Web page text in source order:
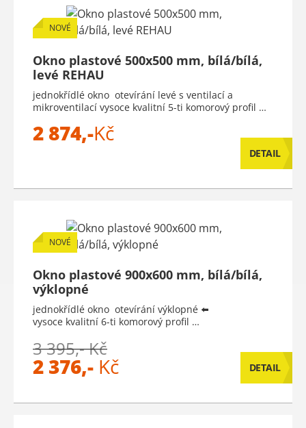
NOVÉ
Okno plastové 500x500 mm, bílá/bílá,
levé REHAU
jednokřídlé okno otevírání levé s ventilací a
mikroventilací vysoce kvalitní 5-ti komorový profil …
2 874,-Kč
DETAIL
NOVÉ
Okno plastové 900x600 mm, bílá/bílá,
výklopné
jednokřídlé okno otevírání výklopné ⬅️
vysoce kvalitní 6-ti komorový profil …
3 395,- Kč
2 376,- Kč DETAIL